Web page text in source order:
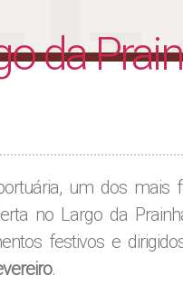
da
um dos mais
no Largo da
festivos e
.